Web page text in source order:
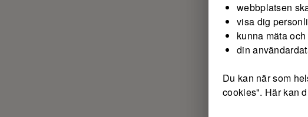
webbplatsen
visa dig
kunna mäta
din
Du kan när som
cookies". Här kan